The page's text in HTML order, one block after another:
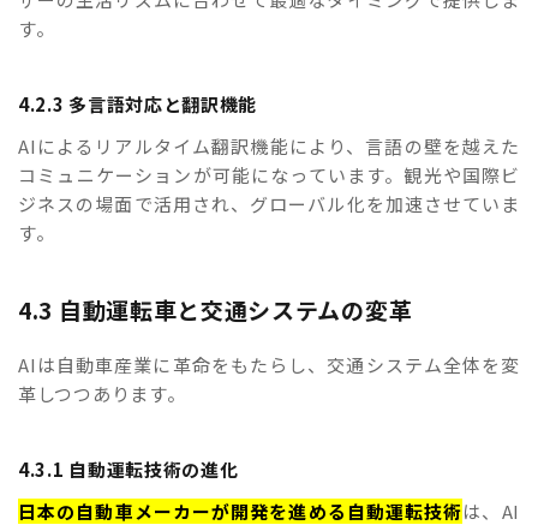
す。
4.2.3 多言語対応と翻訳機能
AIによるリアルタイム翻訳機能により、言語の壁を越えた
コミュニケーションが可能になっています。観光や国際ビ
ジネスの場面で活用され、グローバル化を加速させていま
す。
4.3 自動運転車と交通システムの変革
AIは自動車産業に革命をもたらし、交通システム全体を変
革しつつあります。
4.3.1 自動運転技術の進化
日本の自動車メーカーが開発を進める自動運転技術は、AI